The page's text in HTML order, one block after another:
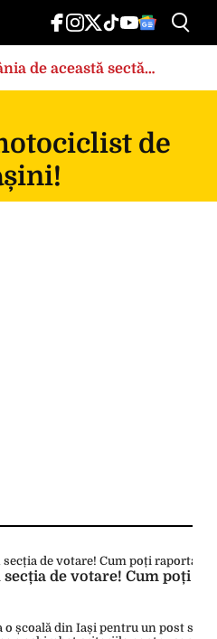
de această sectă
de
de votare! Cum poți